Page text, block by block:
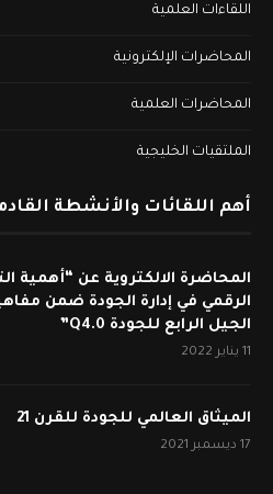
اللقاءات العلمية
المحاضرات الإلكترونية
المحاضرات العلمية
الملتقيات الخليجية
أهم اللقائات والأنشطة
المحاضرة الالكتروية عن “أهمية
الرقمي في إدارة الجودة ضمن
الجيل الرابع للجودة Q4.0”
11 يناير 2022
الميثاق العالمي للجودة للقرن 21
17 ديسمبر 2021